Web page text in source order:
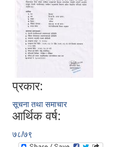
प्रकार:
सूचना तथा समाचार
आर्थिक वर्ष:
७८/७९